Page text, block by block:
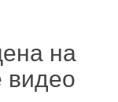
на
видео